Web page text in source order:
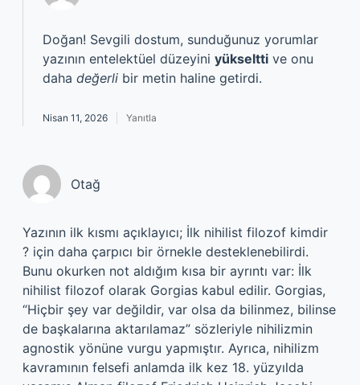
Doğan! Sevgili dostum, sunduğunuz yorumlar
yazının entelektüel düzeyini yükseltti ve onu
daha değerli bir metin haline getirdi.
Nisan 11, 2026 Yanıtla
Otağ
Yazının ilk kısmı açıklayıcı; İlk nihilist filozof kimdir
? için daha çarpıcı bir örnekle desteklenebilirdi.
Bunu okurken not aldığım kısa bir ayrıntı var: İlk
nihilist filozof olarak Gorgias kabul edilir. Gorgias,
“Hiçbir şey var değildir, var olsa da bilinmez, bilinse
de başkalarına aktarılamaz” sözleriyle nihilizmin
agnostik yönüne vurgu yapmıştır. Ayrıca, nihilizm
kavramının felsefi anlamda ilk kez 18. yüzyılda